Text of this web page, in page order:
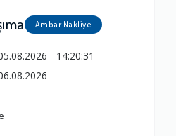
Ambar Nakliye
- 14:20:31